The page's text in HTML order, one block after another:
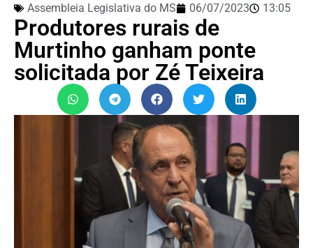
Assembleia Legislativa do MS 06/07/2023 13:05
Produtores rurais de
Murtinho ganham ponte
solicitada por Zé Teixeira